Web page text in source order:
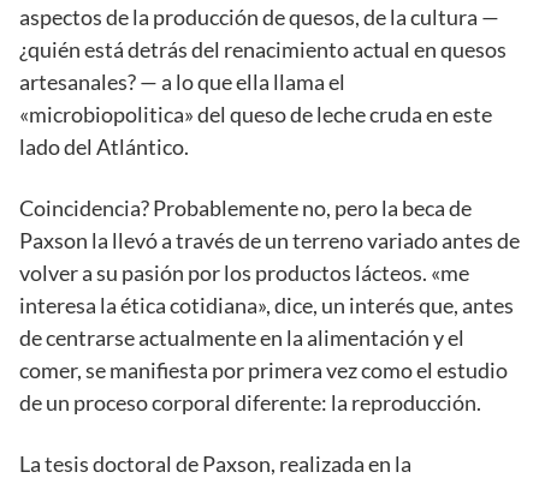
aspectos de la producción de quesos, de la cultura —
¿quién está detrás del renacimiento actual en quesos
artesanales? — a lo que ella llama el
«microbiopolitica» del queso de leche cruda en este
lado del Atlántico.
Coincidencia? Probablemente no, pero la beca de
Paxson la llevó a través de un terreno variado antes de
volver a su pasión por los productos lácteos. «me
interesa la ética cotidiana», dice, un interés que, antes
de centrarse actualmente en la alimentación y el
comer, se manifiesta por primera vez como el estudio
de un proceso corporal diferente: la reproducción.
La tesis doctoral de Paxson, realizada en la